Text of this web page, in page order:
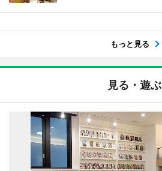
もっと見る
見る・遊ぶ